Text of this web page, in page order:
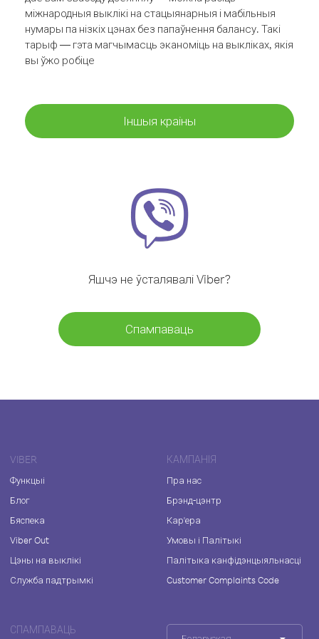
міжнародныя выклікі на стацыянарныя і мабільныя
нумары па нізкіх цэнах без папаўнення балансу. Такі
тарыф — гэта магчымасць эканоміць на выкліках, якія
вы ўжо робіце
Іншыя краіны
Яшчэ не ўсталявалі Viber?
Спампаваць
VIBER
Функцыі
Блог
Бяспека
Viber Out
Цэны на выклікі
Служба падтрымкі
КАМПАНІЯ
Пра нас
Брэнд-цэнтр
Кар'ера
Умовы і Палітыкі
Палітыка канфідэнцыяльнасці
Customer Complaints Code
СПАМПАВАЦЬ